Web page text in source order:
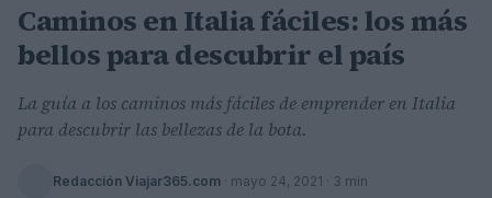
Caminos en Italia fáciles: los más
bellos para descubrir el país
La guía a los caminos más fáciles de emprender en Italia
para descubrir las bellezas de la bota.
Redacción Viajar365.com · mayo 24, 2021 · 3 min